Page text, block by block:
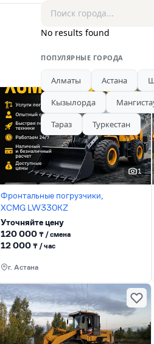
1
Фронтальные погрузчики,
XCMG LW330KZ
Уточняйте цену
120 000₸ / сменa
12 000₸ / час
г. Астана
No results found
ПОПУЛЯРНЫЕ ГОРОДА
Алматы Астана
Кызылорда
Тараз
Туркестан